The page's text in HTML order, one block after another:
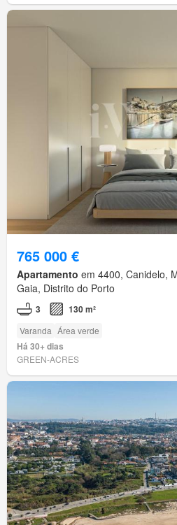
765 000 €
Apartamento em 4400, Canidelo,
Gaia, Distrito do Porto
3 130 m²
Varanda Área verde
Há 30+ dias
GREEN-ACRES